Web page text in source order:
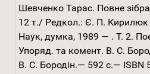
Шевченко Тарас. Повне
12 т./ Редкол.: Є. П. Кирилюк
Наук, думка, 1989 — . Т. 2.
Упоряд. та комент. В. С.
В. С. Бородін.— 592 с.— ISBN